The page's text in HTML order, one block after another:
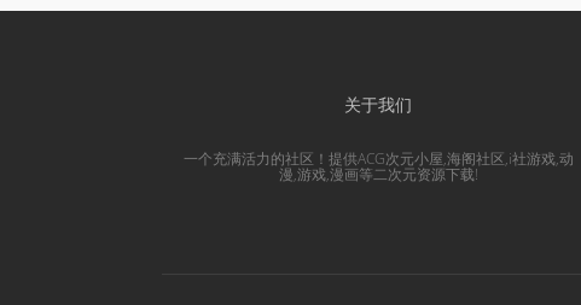
关于我们
一个充满活力的社区！提供ACG次元小屋,海阁社区,i社游戏,动
漫,游戏,漫画等二次元资源下载!